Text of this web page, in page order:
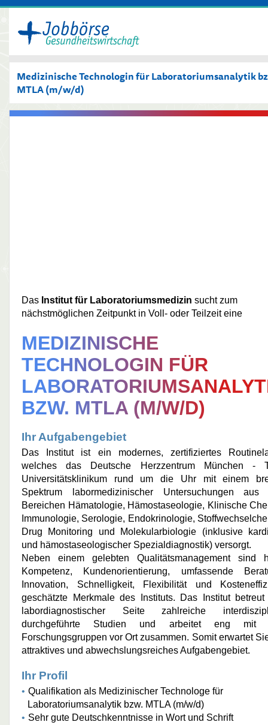
Medizinische Technologin für Laboratoriumsanalytik
MTLA (m/w/d)
Das Institut für Laboratoriumsmedizin sucht zum
nächstmöglichen Zeitpunkt in Voll- oder Teilzeit eine
MEDIZINISCHE
TECHNOLOGIN FÜR
BZW. MTLA (M/W/D)
Ihr Aufgabengebiet
Das Institut ist ein modernes, zertifiziertes
welchesdas Deutsche Herzzentrum München -
Universitätsklinikum rund um die Uhr mit einem
Spektrum labo­rmedizinischer Untersuchungen aus
Bereichen Hämatologie, Hämostaseologie, Klinische
Immunologie, Serologie, Endokrinologie,
Drug Monitoring und Molekular­biologie (inklusive
und hämostaseologischer Spezialdiagnostik) versorgt.
Neben einem gelebten Qualitätsmanagement sind
Kompetenz, Kundenorientierung, umfassende
Innovation, Schnelligkeit, Flexibilität und
geschätzte Merkmale des Instituts. Das Institut
labordiagnostischer Seite zahlreiche
durchgeführte Studien und arbeitet eng mit
Forschungsgruppen vor Ort zusammen. Somit erwartet
attraktives und abwechslungsreiches Aufgabengebiet.
Ihr Profil
Qualifikation als Medizinischer Technologe für
Laboratoriumsanalytik bzw. MTLA (m/w/d)
Sehr gute Deutschkenntnisse in Wort und Schrift